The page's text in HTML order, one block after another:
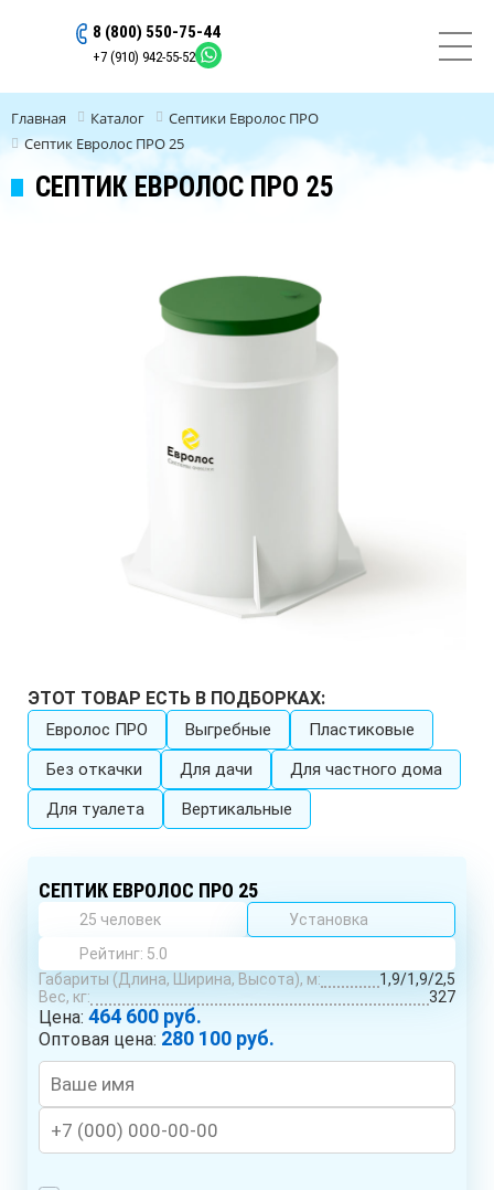
8 (800) 550-75-44
+7 (910) 942-55-52
Главная Каталог
Септики Евролос ПРО
Септик Евролос ПРО 25
СЕПТИК ЕВРОЛОС ПРО 25
ЭТОТ ТОВАР ЕСТЬ В ПОДБОРКАХ:
Евролос ПРО Выгребные
Пластиковые
Без откачки
Для дачи
Для частного дома
Для туалета
Вертикальные
СЕПТИК ЕВРОЛОС ПРО 25
25 человек
Установка
Рейтинг: 5.0
Габариты (Длина, Ширина, Высота), м:
1,9/1,9/2,5
Вес, кг:
327
Цена: 464 600 руб.
Оптовая цена: 280 100 руб.